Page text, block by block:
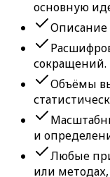
основную
Описание
сокращений.
Объёмы
и
Любые
или